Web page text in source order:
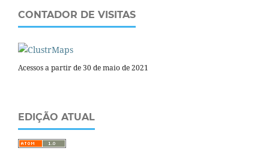
CONTADOR DE VISITAS
Acessos a partir de 30 de maio de 2021
EDIÇÃO ATUAL